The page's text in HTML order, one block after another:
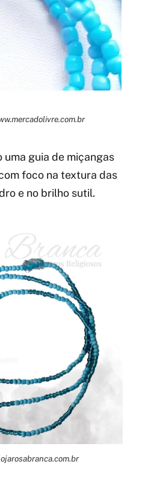
uma guia de miçangas
foco na textura das
e no brilho sutil.